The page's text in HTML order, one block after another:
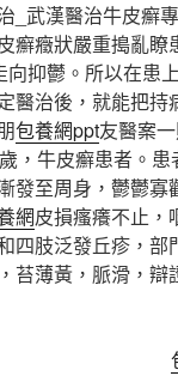
_武漢醫治牛皮癬
癬癥狀嚴重搗亂瞭
抑鬱。所以在患
醫治後，就能把持
包養網ppt友醫案一
牛皮癬患者。患
發至周身，鬱鬱寡
網皮損瘙癢不止，
肢泛發丘疹，部
，苔薄黃，脈滑，